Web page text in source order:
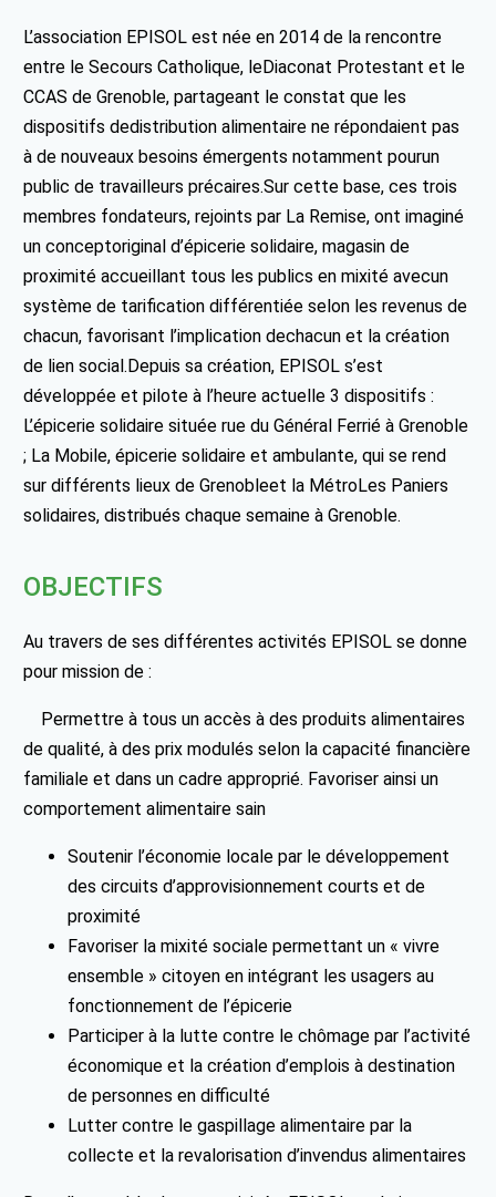
L’association EPISOL est née en 2014 de la rencontre
entre le Secours Catholique, leDiaconat Protestant et le
CCAS de Grenoble, partageant le constat que les
dispositifs dedistribution alimentaire ne répondaient pas
à de nouveaux besoins émergents notamment pourun
public de travailleurs précaires.Sur cette base, ces trois
membres fondateurs, rejoints par La Remise, ont imaginé
un conceptoriginal d’épicerie solidaire, magasin de
proximité accueillant tous les publics en mixité avecun
système de tarification différentiée selon les revenus de
chacun, favorisant l’implication dechacun et la création
de lien social.Depuis sa création, EPISOL s’est
développée et pilote à l’heure actuelle 3 dispositifs :
L’épicerie solidaire située rue du Général Ferrié à Grenoble
; La Mobile, épicerie solidaire et ambulante, qui se rend
sur différents lieux de Grenobleet la MétroLes Paniers
solidaires, distribués chaque semaine à Grenoble.
OBJECTIFS
Au travers de ses différentes activités EPISOL se donne
pour mission de :
Permettre à tous un accès à des produits alimentaires
de qualité, à des prix modulés selon la capacité financière
familiale et dans un cadre approprié. Favoriser ainsi un
comportement alimentaire sain
Soutenir l’économie locale par le développement
des circuits d’approvisionnement courts et de
proximité
Favoriser la mixité sociale permettant un « vivre
ensemble » citoyen en intégrant les usagers au
fonctionnement de l’épicerie
Participer à la lutte contre le chômage par l’activité
économique et la création d’emplois à destination
de personnes en difficulté
Lutter contre le gaspillage alimentaire par la
collecte et la revalorisation d’invendus alimentaires